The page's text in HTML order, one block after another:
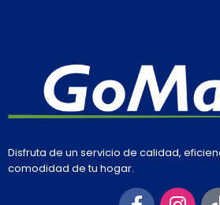
Disfruta de un servicio de calidad,
comodidad de tu hogar.